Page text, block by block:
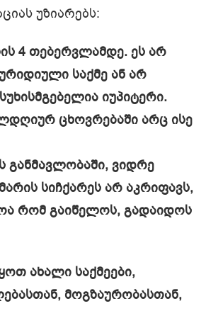
უზიარებს:
4 თებერვლამდე. ეს არ
საქმე ან არ
იუპიტერი.
ცხოვრებაში არც ისე
განმავლობაში, ვიდრე
სიჩქარეს არ აკრიფავს,
რომ გაიწელოს, გადაიდოს
ახალი საქმეები,
მოგზაურობასთან,